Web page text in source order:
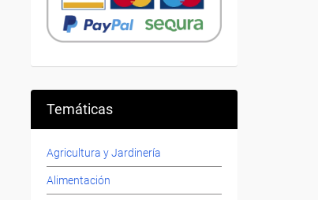
Temáticas
Agricultura y Jardinería
Alimentación